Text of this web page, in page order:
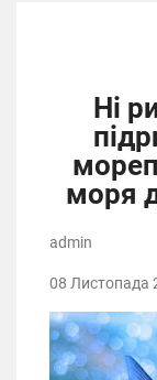
Ні
моря
admin
08 Листопада